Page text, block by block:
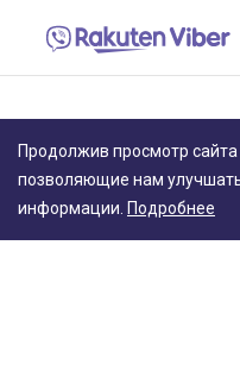
Продолжив просмотр
позволяющие нам улучшать
информации. Подробнее